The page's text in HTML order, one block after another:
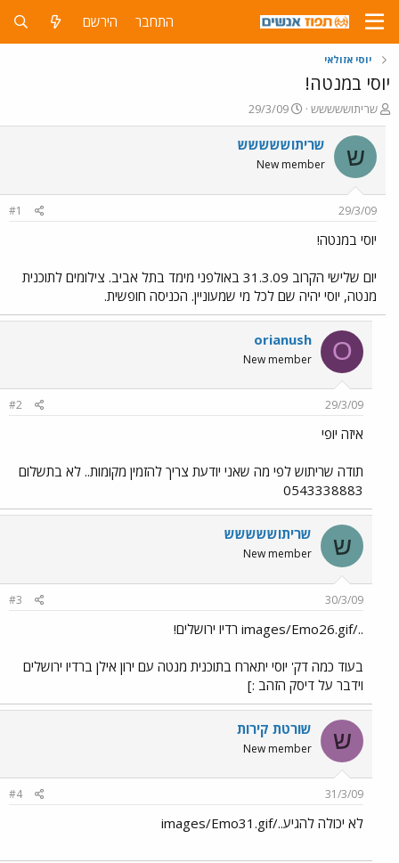
התחבר הירשם
יוסי אזולאי
יוסי במנטה!
פ
ו
ת
ח
ה
ו
ש
א
שריתוששששש
פ
ו
ר
ם
29/3/09
ש שריתוששששש
New member
29/3/09
#1
יוסי במנטה!
יום שלישי הקרוב 31.3.09 באולפני מימד בתל אביב. צילומים לתוכנית
מנטה, יוסי יהיה שם לכל מי שמעוניין. הכניסה חופשית.
O
orianush
New member
29/3/09
#2
איזה יופי
תודה שריתוש לפי מה שאני יודעת צריך להזמין מקומות.. לא בתשלום
0543338883
ש שריתוששששש
New member
30/3/09
#3
../images/Emo26.gif רדיו ירושלים!
בעוד כמה דק' יוסי יתארח בתוכנית מנטה עם ירון אילן ברדיו ירושלים
וידבר על דיסק הזהב :]
ש שורטת קירות
New member
31/3/09
#4
לא יכולה להגיע../images/Emo31.gif